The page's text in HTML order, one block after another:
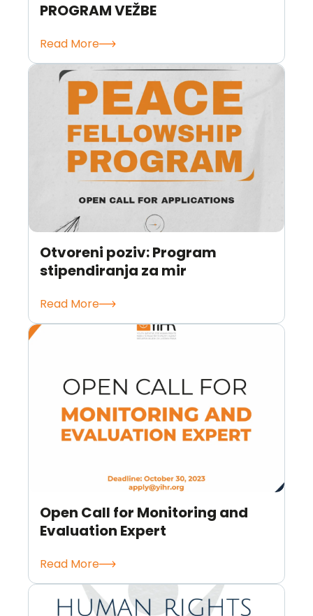
PROGRAM VEŽBE
Read More
Otvoreni poziv: Program
stipendiranja za mir
Read More
Open Call for Monitoring and
Evaluation Expert
Read More